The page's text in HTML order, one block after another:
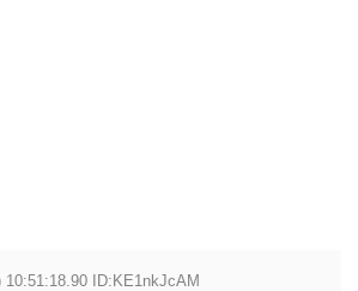
10:51:18.90 ID:KE1nkJcAM